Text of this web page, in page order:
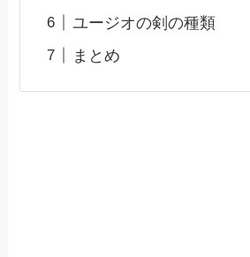
ユージオの剣の種類
まとめ